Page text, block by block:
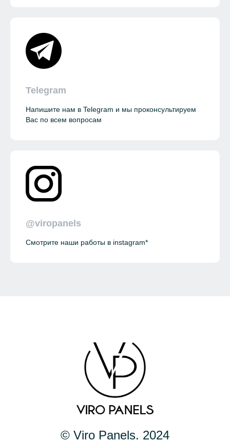
Telegram
Напишите нам в Telegram и мы проконсультируем
Вас по всем вопросам
@viropanels
Смотрите наши работы в instagram*
© Viro Panels. 2024